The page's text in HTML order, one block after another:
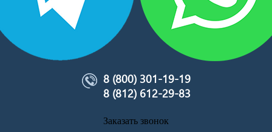
8 (800) 301-19-19
8 (812) 612-29-83
Заказать звонок